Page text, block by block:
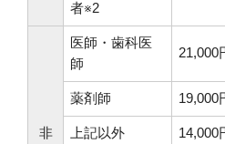
者※2
非
医師・歯科医
師
21,000
薬剤師 19,000
上記以外 14,000